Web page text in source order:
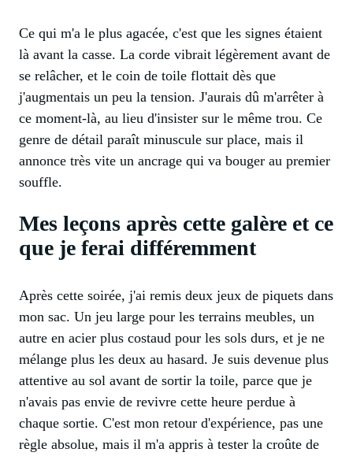
Ce qui m'a le plus agacée, c'est que les signes étaient
là avant la casse. La corde vibrait légèrement avant de
se relâcher, et le coin de toile flottait dès que
j'augmentais un peu la tension. J'aurais dû m'arrêter à
ce moment-là, au lieu d'insister sur le même trou. Ce
genre de détail paraît minuscule sur place, mais il
annonce très vite un ancrage qui va bouger au premier
souffle.
Mes leçons après cette galère et ce
que je ferai différemment
Après cette soirée, j'ai remis deux jeux de piquets dans
mon sac. Un jeu large pour les terrains meubles, un
autre en acier plus costaud pour les sols durs, et je ne
mélange plus les deux au hasard. Je suis devenue plus
attentive au sol avant de sortir la toile, parce que je
n'avais pas envie de revivre cette heure perdue à
chaque sortie. C'est mon retour d'expérience, pas une
règle absolue, mais il m'a appris à tester la croûte de